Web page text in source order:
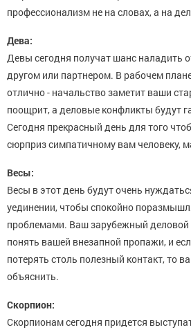
профессионализм не на словах, а на
Дева:
Девы сегодня получат шанс наладить
другом или партнером. В рабочем
отлично - начальство заметит ваши
поощрит, а деловые конфликты будут
Сегодня прекрасный день для того
сюрприз симпатичному вам человеку,
Весы:
Весы в этот день будут очень
уединении, чтобы спокойно
проблемами. Ваш зарубежный деловой
понять вашей внезапной пропажи, и
потерять столь полезный контакт, то
объяснить.
Скорпион:
Скорпионам сегодня придется